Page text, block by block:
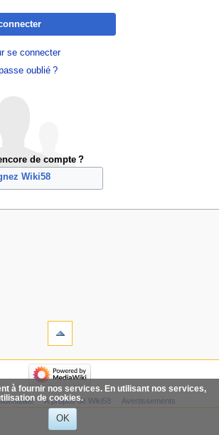
se connecter
oublié ?
de compte ?
Wiki58
à fournir nos services. En utilisant nos services,
de cookies.
OK
À propos de Wiki58 Avertissements